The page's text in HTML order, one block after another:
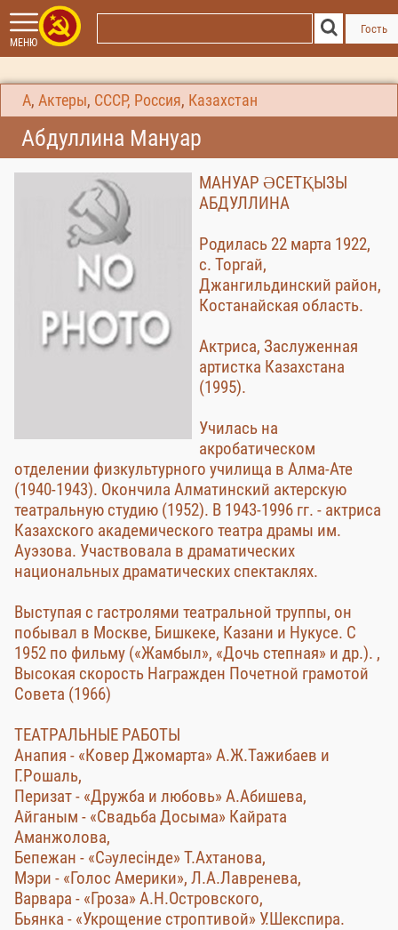
МЕНЮ
Гость
А, Актеры, СССР, Россия, Казахстан
Абдуллина Мануар
МАНУАР ӘСЕТҚЫЗЫ
АБДУЛЛИНА
Родилась 22 марта 1922,
с. Торгай,
Джангильдинский район,
Костанайская область.
Актриса, Заслуженная
артистка Казахстана
(1995).
Училась на
акробатическом
отделении физкультурного училища в Алма-Ате
(1940-1943). Окончила Алматинский актерскую
театральную студию (1952). В 1943-1996 гг. - актриса
Казахского академического театра драмы им.
Ауэзова. Участвовала в драматических
национальных драматических спектаклях.
Выступая с гастролями театральной труппы, он
побывал в Москве, Бишкеке, Казани и Нукусе. С
1952 по фильму («Жамбыл», «Дочь степная» и др.). ,
Высокая скорость Награжден Почетной грамотой
Совета (1966)
ТЕАТРАЛЬНЫЕ РАБОТЫ
Анапия - «Ковер Джомарта» А.Ж.Тажибаев и
Г.Рошаль,
Перизат - «Дружба и любовь» А.Абишева,
Айганым - «Свадьба Досыма» Кайрата
Аманжолова,
Бепежан - «Сәулесінде» Т.Ахтанова,
Мэри - «Голос Америки», Л.А.Лавренева,
Варвара - «Гроза» А.Н.Островского,
Бьянка - «Укрощение строптивой» У.Шекспира.